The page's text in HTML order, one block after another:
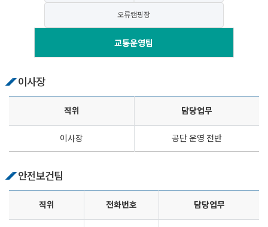
오류캠핑장
교통운영팀
이사장
직위 담당업무
이사장 공단 운영 전반
안전보건팀
직위 전화번호 담당업무